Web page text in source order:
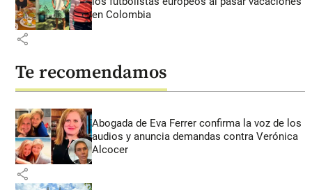
en Colombia
share
Te recomendamos
Abogada de Eva Ferrer confirma la voz de los
audios y anuncia demandas contra Verónica
Alcocer
share